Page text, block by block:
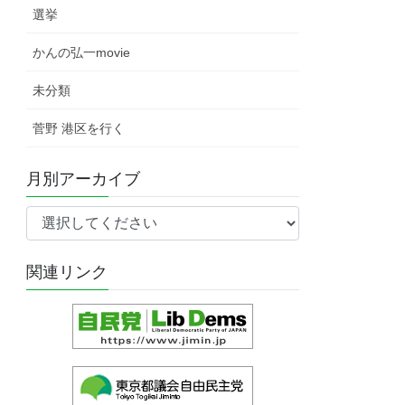
選挙
かんの弘一movie
未分類
菅野 港区を行く
月別アーカイブ
関連リンク